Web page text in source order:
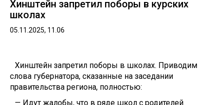
Хинштейн запретил поборы в курских
школах
05.11.2025, 11.06
Хинштейн запретил поборы в школах. Приводим
слова губернатора, сказанные на заседании
правительства региона, полностью:
— Идут жалобы, что в ряде школ с родителей